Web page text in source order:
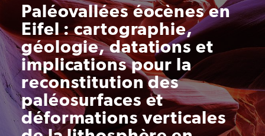
Paléovallées éocènes en
Eifel : cartographie,
géologie, datations et
implications pour la
reconstitution des
paléosurfaces et
déformations verticales